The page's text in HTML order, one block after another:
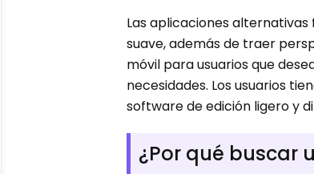
Las aplicaciones
suave, además de traer
móvil para usuarios que
necesidades. Los usuarios
software de edición ligero y
¿Por qué buscar